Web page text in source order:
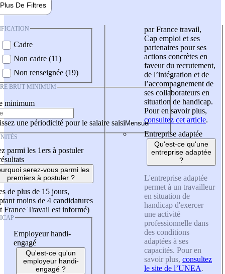
Plus De Filtres
Cadre
Non cadre (11)
Non renseignée (19)
BRUT MINIMUM
minimum
une périodicité pour le salaire saisi
parmi les 1ers à postuler
serez-vous parmi les
premiers à postuler ?
de plus de 15 jours,
moins de 4 candidatures
France Travail est informé)
Employeur handi-
engagé
Qu'est-ce qu'un
employeur handi-
engagé ?
par France travail,
Cap emploi et ses
partenaires pour ses
actions concrètes en
faveur du recrutement,
de l’intégration et de
l’accompagnement de
ses collaborateurs en
situation de handicap.
Pour en savoir plus,
consultez cet article.
Entreprise adaptée
Qu'est-ce qu'une
entreprise adaptée
?
L'entreprise adaptée
permet à un travailleur
en situation de
handicap d'exercer
une activité
professionnelle dans
des conditions
adaptées à ses
capacités. Pour en
savoir plus, consultez
le site de l’UNEA.